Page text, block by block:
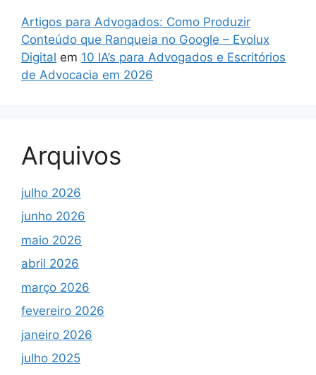
Artigos para Advogados: Como Produzir
Conteúdo que Ranqueia no Google – Evolux
Digital em 10 IA’s para Advogados e Escritórios
de Advocacia em 2026
Arquivos
julho 2026
junho 2026
maio 2026
abril 2026
março 2026
fevereiro 2026
janeiro 2026
julho 2025